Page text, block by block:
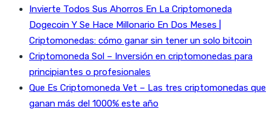
Invierte Todos Sus Ahorros En La Criptomoneda
Dogecoin Y Se Hace Millonario En Dos Meses |
Criptomonedas: cómo ganar sin tener un solo bitcoin
Criptomoneda Sol – Inversión en criptomonedas para
principiantes o profesionales
Que Es Criptomoneda Vet – Las tres criptomonedas que
ganan más del 1000% este año